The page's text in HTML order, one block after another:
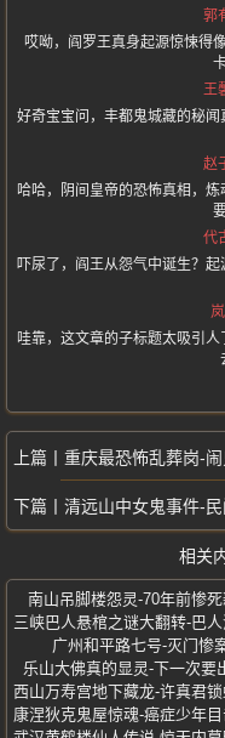
郭
哎呦，阎罗王真身起源惊悚得
王
好奇宝宝问，丰都鬼城藏的秘
赵
哈哈，阴间皇帝的恐怖真相，
代
吓尿了，阎王从怨气中诞生？
哇靠，这文章的子标题太吸引
重庆最恐怖乱葬岗-闹鬼
清远山中女鬼事件-民间
相关
南山吊脚楼怨灵-70年前惨
广州和平路七号-灭门惨
乐山大佛真的显灵-下一次要